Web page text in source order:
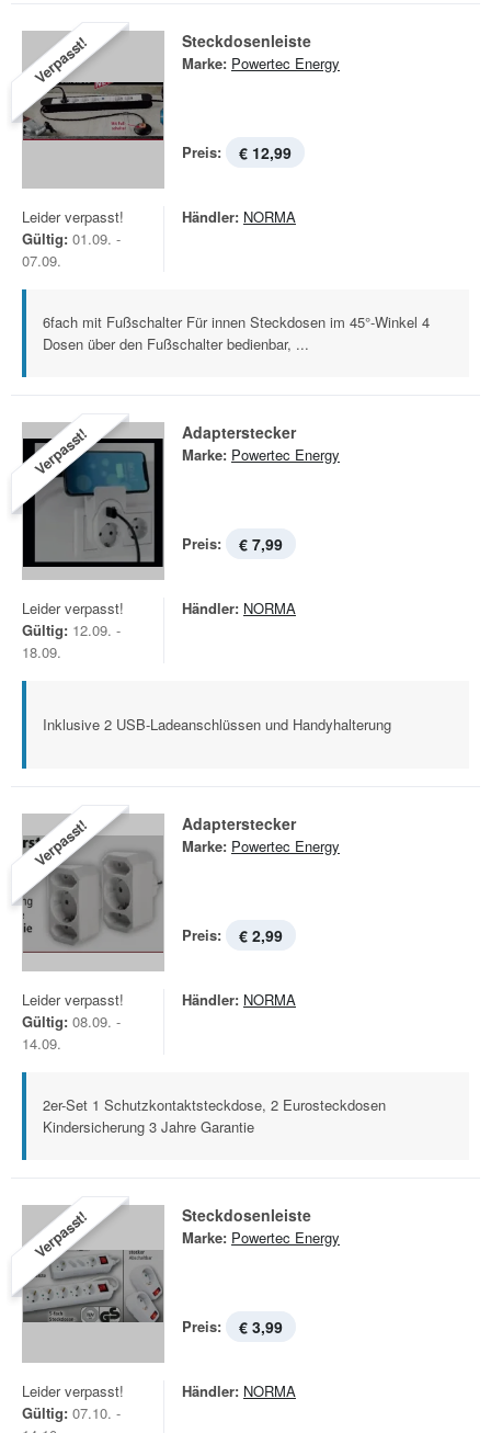
Verpasst! Steckdosenleiste
Marke: Powertec Energy
Preis: € 12,99
Leider verpasst!
Gültig: 01.09. -
07.09.
Händler: NORMA
6fach mit Fußschalter Für innen Steckdosen im 45°-Winkel 4
Dosen über den Fußschalter bedienbar, ...
Verpasst! Adapterstecker
Marke: Powertec Energy
Preis: € 7,99
Leider verpasst!
Gültig: 12.09. -
18.09.
Händler: NORMA
Inklusive 2 USB-Ladeanschlüssen und Handyhalterung
Verpasst! Adapterstecker
Marke: Powertec Energy
Preis: € 2,99
Leider verpasst!
Gültig: 08.09. -
14.09.
Händler: NORMA
2er-Set 1 Schutzkontaktsteckdose, 2 Eurosteckdosen
Kindersicherung 3 Jahre Garantie
Verpasst! Steckdosenleiste
Marke: Powertec Energy
Preis: € 3,99
Leider verpasst!
Gültig: 07.10. -
Händler: NORMA